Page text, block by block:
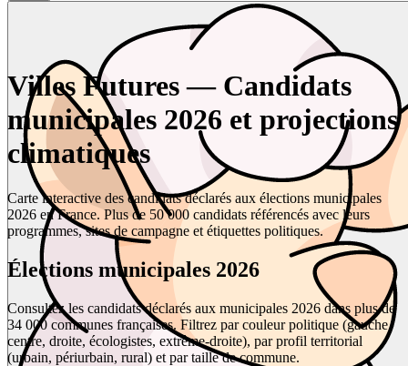
Villes Futures — Candidats
municipales 2026 et projections
climatiques
Carte interactive des candidats déclarés aux élections municipales
2026 en France. Plus de 50 000 candidats référencés avec leurs
programmes, sites de campagne et étiquettes politiques.
Élections municipales 2026
Consultez les candidats déclarés aux municipales 2026 dans plus de
34 000 communes françaises. Filtrez par couleur politique (gauche,
centre, droite, écologistes, extrême-droite), par profil territorial
(urbain, périurbain, rural) et par taille de commune.